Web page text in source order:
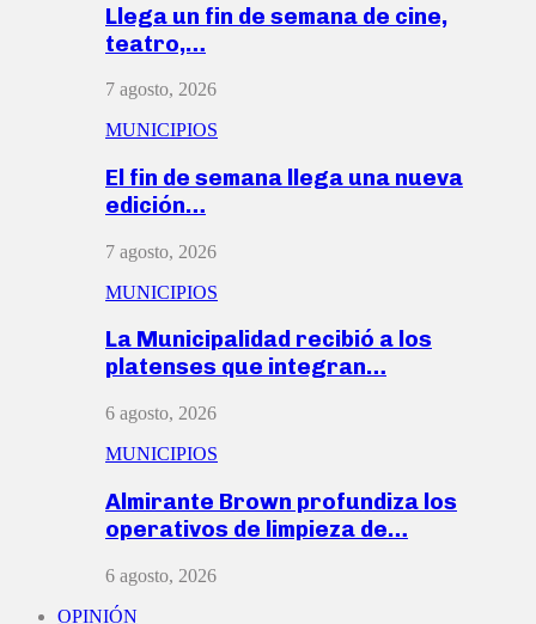
Llega un fin de semana de cine,
teatro,…
7 agosto, 2026
MUNICIPIOS
El fin de semana llega una nueva
edición…
7 agosto, 2026
MUNICIPIOS
La Municipalidad recibió a los
platenses que integran…
6 agosto, 2026
MUNICIPIOS
Almirante Brown profundiza los
operativos de limpieza de…
6 agosto, 2026
OPINIÓN